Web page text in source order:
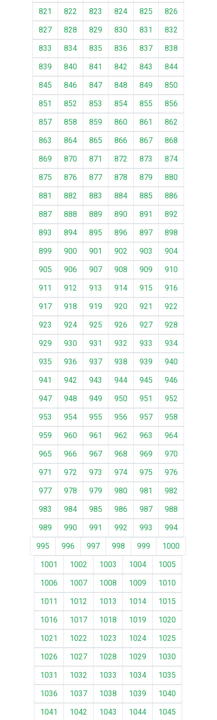
821 822 823 824 825
826
827
828 829 830 831
832
833
834 835 836 837
838
839
840 841 842 843
844
845
846 847 848 849
850
851
852 853 854 855
856
857
858 859 860 861
862
863
864 865 866 867
868
869
870 871 872 873
874
875
876 877 878 879
880
881
882 883 884 885
886
887
888 889 890 891
892
893
894 895 896 897
898
899
900 901 902 903
904
905
906 907 908 909
910
911
912 913 914 915
916
917
918 919 920 921
922
923
924 925 926 927
928
929
930 931 932 933
934
935
936 937 938 939
940
941
942 943 944 945
946
947
948 949 950 951
952
953
954 955 956 957
958
959
960 961 962 963
964
965
966 967 968 969
970
971
972 973 974 975
976
977
978 979 980 981
982
983
984 985 986 987
988
989
990 991 992 993
994
995
996 997 998 999
1000
1001
1002 1003 1004
1005
1006
1007 1008 1009
1010
1011
1012 1013 1014
1015
1016
1017 1018 1019
1020
1021
1022 1023 1024
1025
1026
1027 1028 1029
1030
1031
1032 1033 1034
1035
1036
1037 1038 1039
1040
1041
1042 1043 1044
1045